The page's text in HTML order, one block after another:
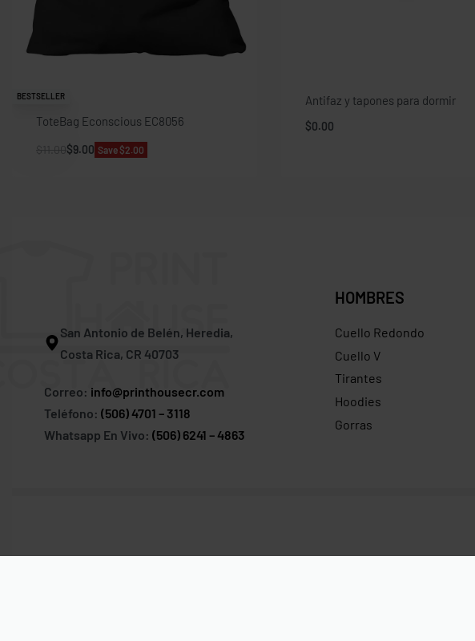
BESTSELLER
ToteBag Econscious EC8056
$9.00 Save $2.00
Antifaz y tapones para dormir
$0.00
San Antonio de Belén, Heredia,
Costa Rica, CR 40703
Correo: info@printhousecr.com
Teléfono: (506) 4701 – 3118
Whatsapp En Vivo: (506) 6241 – 4863
HOMBRES
Cuello Redondo
Cuello V
Tirantes
Hoodies
Gorras